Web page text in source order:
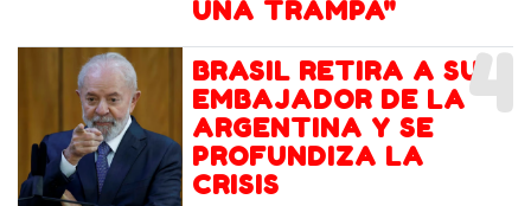
UNA TRAMPA"
4
BRASIL RETIRA A SU
EMBAJADOR DE LA
ARGENTINA Y SE
PROFUNDIZA LA
CRISIS